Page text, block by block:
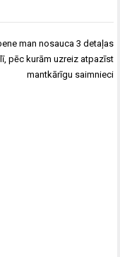
man nosauca 3 detaļas
pēc kurām uzreiz atpazīst
mantkārīgu saimnieci